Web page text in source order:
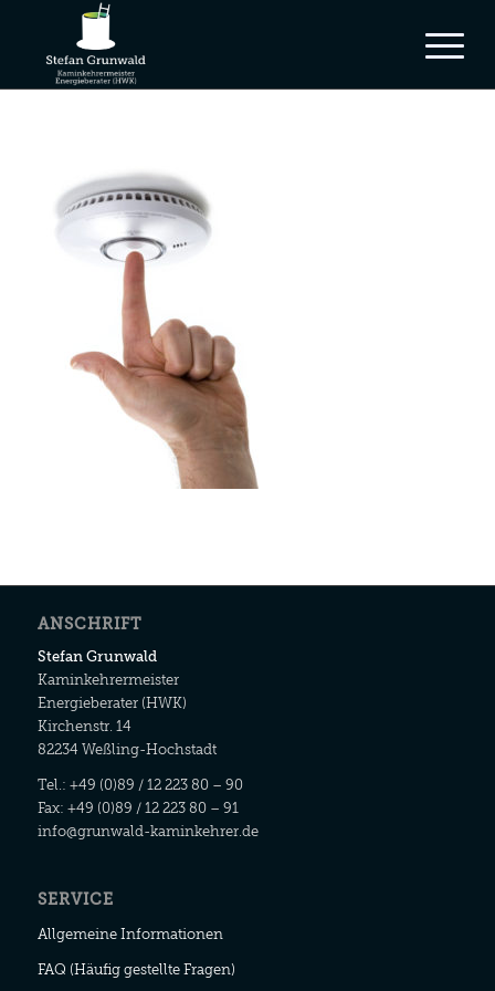
ANSCHRIFT
Stefan Grunwald
Kaminkehrermeister
Energieberater (HWK)
Kirchenstr. 14
82234 Weßling-Hochstadt
Tel.: +49 (0)89 / 12 223 80 – 90
Fax: +49 (0)89 / 12 223 80 – 91
info@grunwald-kaminkehrer.de
SERVICE
Allgemeine Informationen
FAQ (Häufig gestellte Fragen)